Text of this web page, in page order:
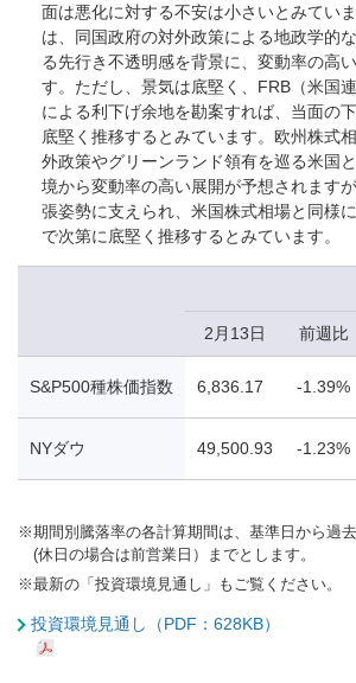
面は悪化に対する不安は小さいとみてい
は、同国政府の対外政策による地政学的
る先行き不透明感を背景に、変動率の高
す。ただし、景気は底堅く、FRB（米国
による利下げ余地を勘案すれば、当面の
底堅く推移するとみています。欧州株式
外政策やグリーンランド領有を巡る米国
境から変動率の高い展開が予想されます
張姿勢に支えられ、米国株式相場と同様
で次第に底堅く推移するとみています。
2月13日 前週比
S&P500種株価指数 6,836.17 -1.39%
NYダウ 49,500.93 -1.23%
※期間別騰落率の各計算期間は、基準日から過
(休日の場合は前営業日）までとします。
※最新の「投資環境見通し」もご覧ください。
投資環境見通し（PDF：628KB）